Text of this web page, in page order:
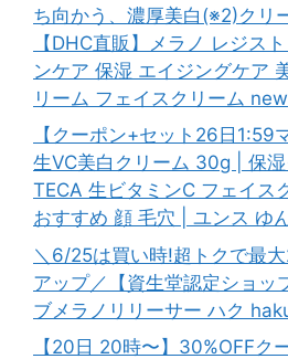
ち向かう、濃厚美白(※2)クリ
【DHC直販】メラノ レジ
ンケア 保湿 エイジングケア
リーム フェイスクリーム
【クーポン+セット26日1:59
生VC美白クリーム 30g | 保
TECA 生ビタミンC フェイス
おすすめ 顔 毛穴 | ユンス ゆ
＼6/25は買い時!超トクで最
アップ／【資生堂認定ショッ
ブメラノリリーサー ハク
【20日 20時〜】30%OFFク